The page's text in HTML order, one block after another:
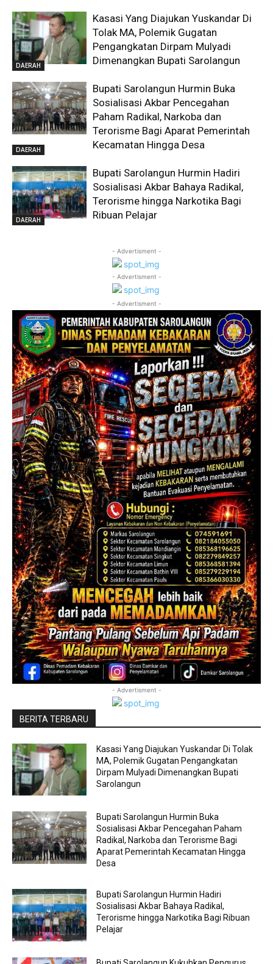
DAERAH
Kasasi Yang Diajukan Yuskandar Di
Tolak MA, Polemik Gugatan
Pengangkatan Dirpam Mulyadi
Dimenangkan Bupati Sarolangun
DAERAH
Bupati Sarolangun Hurmin Buka
Sosialisasi Akbar Pencegahan
Paham Radikal, Narkoba dan
Terorisme Bagi Aparat Pemerintah
Kecamatan Hingga Desa
DAERAH
Bupati Sarolangun Hurmin Hadiri
Sosialisasi Akbar Bahaya Radikal,
Terorisme hingga Narkotika Bagi
Ribuan Pelajar
- Advertisment -
- Advertisment -
- Advertisment -
- Advertisment -
BERITA TERBARU
Kasasi Yang Diajukan Yuskandar Di Tolak
MA, Polemik Gugatan Pengangkatan
Dirpam Mulyadi Dimenangkan Bupati
Sarolangun
Bupati Sarolangun Hurmin Buka
Sosialisasi Akbar Pencegahan Paham
Radikal, Narkoba dan Terorisme Bagi
Aparat Pemerintah Kecamatan Hingga
Desa
Bupati Sarolangun Hurmin Hadiri
Sosialisasi Akbar Bahaya Radikal,
Terorisme hingga Narkotika Bagi Ribuan
Pelajar